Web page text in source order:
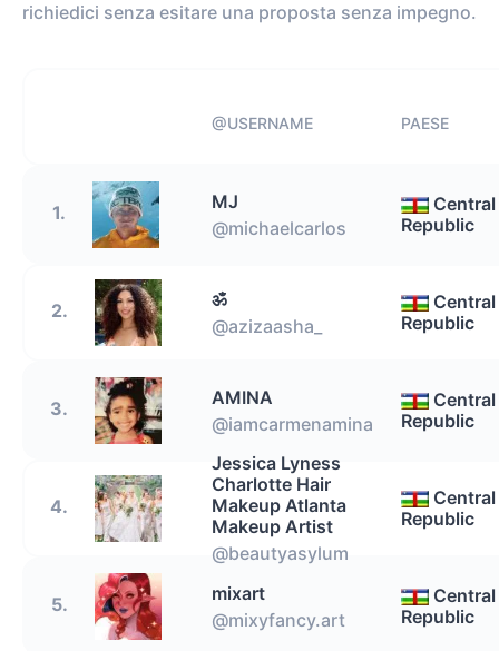
richiedici senza esitare una proposta senza impegno.
@USERNAME PAESE
1.
MJ
@michaelcarlos
Republic
2.
ॐ
@azizaasha_
Republic
3.
AMINA
@iamcarmenamina
Republic
4.
Jessica Lyness
Charlotte Hair
Makeup Atlanta
Makeup Artist
@beautyasylum
Republic
5.
mixart
@mixyfancy.art
Republic